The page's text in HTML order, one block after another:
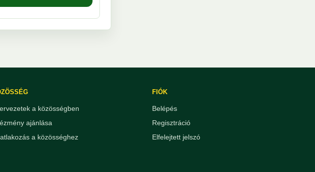
a közösségben
ajánlása
a közösséghez
FIÓK
Belépés
Regisztráció
Elfelejtett jelszó